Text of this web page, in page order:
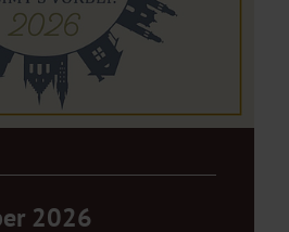
2026